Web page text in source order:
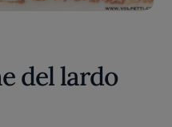
del lardo